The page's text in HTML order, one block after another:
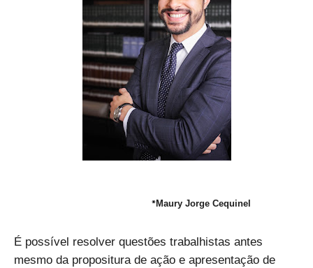
*Maury Jorge Cequinel
É possível resolver questões trabalhistas antes
mesmo da propositura de ação e apresentação de